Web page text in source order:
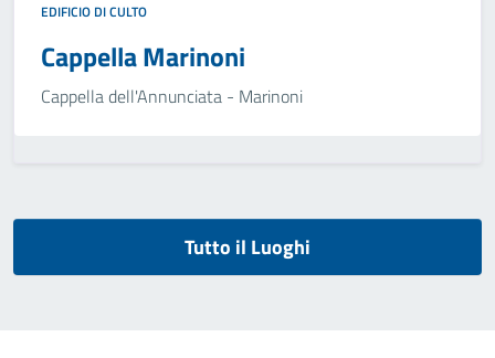
EDIFICIO DI CULTO
Cappella Marinoni
Cappella dell'Annunciata - Marinoni
Tutto il Luoghi